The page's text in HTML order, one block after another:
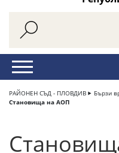
РАЙОНЕН СЪД - ПЛОВДИВ Бързи
Становища на АОП